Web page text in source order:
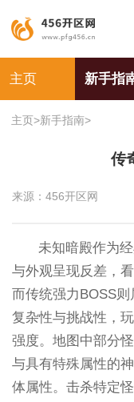
主页 新手指
主页>新手指南>
传
来源：456开区网
未知暗殿作为
与外观呈现反差，
而传统强力BOSS
复杂性与挑战性，
强度。地图中部分
与具有特殊属性的
体属性。击杀特定